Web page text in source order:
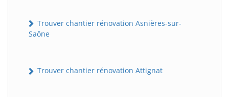
Trouver chantier rénovation Asnières-sur-
Saône
Trouver chantier rénovation Attignat